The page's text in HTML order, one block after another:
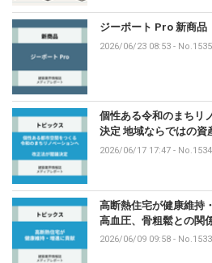
ジーポート Pro 新商品
2026/06/23 08:53 - No.1535
個性ある令和のまちリ
決定 地域ならではの資
2026/06/17 17:47 - No.1534
高断熱住宅が健康維持
高血圧、骨粗鬆との関
2026/06/09 09:58 - No.1533